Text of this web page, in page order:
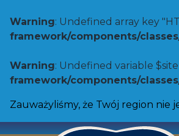
Warning: Undefined array key
framework/components/
Warning: Undefined variable
framework/components/
Zauważyliśmy, że Twój region nie